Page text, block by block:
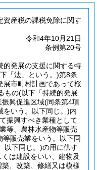
資産税の課税免除に関す
令和4年10月21日
条例第20号
的発展の支援に関する特
「法」という。)第8条
展市町村計画であって桜
もの(以下「持続的発展
振興促進区域(同条第4項
をいう。以下同じ。)内
振興すべき業種として
等、農林水産物等販売
販売業をいう。以下同
以下同じ。)の用に供す
は建設をいい、建物及
築、改築、修繕又は模様